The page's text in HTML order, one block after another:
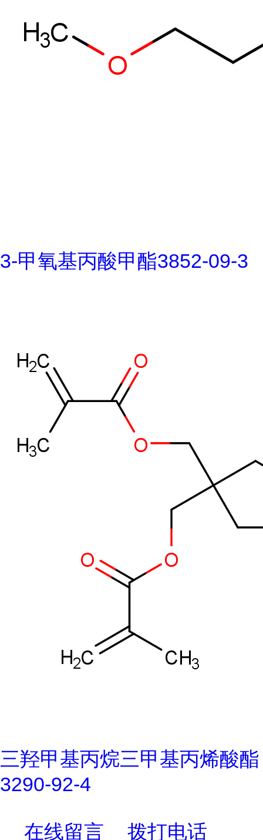
3-甲氧基丙酸甲酯3852-09-3
三羟甲基丙烷三甲基丙烯酸酯
3290-92-4
在线留言 拨打电话